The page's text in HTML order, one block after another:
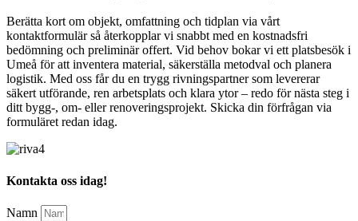
Berätta kort om objekt, omfattning och tidplan via vårt
kontaktformulär så återkopplar vi snabbt med en kostnadsfri
bedömning och preliminär offert. Vid behov bokar vi ett platsbesök i
Umeå för att inventera material, säkerställa metodval och planera
logistik. Med oss får du en trygg rivningspartner som levererar
säkert utförande, ren arbetsplats och klara ytor – redo för nästa steg i
ditt bygg-, om- eller renoveringsprojekt. Skicka din förfrågan via
formuläret redan idag.
Kontakta oss idag!
Namn